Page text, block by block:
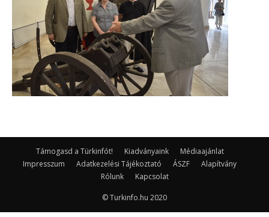
Támogasd a Türkinfót! Kiadványaink
Médiaajánlat
Impresszum
Adatkezelési Tájékoztató ÁSZF
Alapítvány
Rólunk
Kapcsolat
© Turkinfo.hu 2020